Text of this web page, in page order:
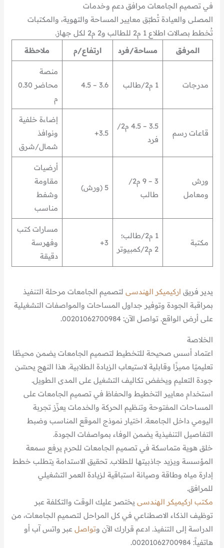
في تصميم الجامعات مرافق دعم وخدمات
المصلى والعيادة تُطبّق معايير المساحة والتهوية، والمكتبات
تُخطط بصالات اطلاع 1 م2 للطالب و2 م2 لكل جهاز.
المرفق
مساحة/فرد ارتفاع/م ملاحظة
مدرجات 1 م2/طالب 3.6 – 4.5
منصة
محاضر 0.30
م
قاعات رسم
3.5 – 4.5 م2/
فرد
3.5+
إضاءة خلفية
ونوافذ
شمال/شرق
ورش
ومعامل
3 – 9 م2/
طالب
5 (ورش)
أرضيات
مقاومة
وشفط
مناسب
مكتبة
1 م2/طالب؛
2 م2/كمبيوتر
3+
مسارات كتب
وفهرسة
دقيقة
يدير فريق اركيميكر الهندسى لتصميم الجامعات مرحلة التنفيذ
بمراقبة الجودة وتوفير جداول المساحات والمواصفات التشغيلية
على أرض الواقع. تواصل الآن: 00201062700984.
الخلاصة
اعتماد أسس صحيحة للتخطيط لتصميم الجامعات يضمن محيطًا
تعليميًا مميزًا وقابلية لاستيعاب الزيادة الطلابية. هذا النهج يحسّن
جودة التعليم ويخفض تكاليف التشغيل على المدى الطويل.
استخدام معايير التخطيط والحفاظ في تصميم الجامعات على
المساحات المفتوحة وتنظيم الحركة والخدمات يعزّز تجربة
اليومي داخل الجامعة. اختيار نموذج الموقع المناسب وضبط
التفاصيل التنفيذية يضمن الوفاء بمواصفات الجودة.
خلق هوية متماسكة في تصميم الجامعات للحرم يرفع سمعة
المؤسسة ويزيد جاذبيتها للطلاب. تحقيق الاستدامة يتطلب خطط
إدارة مياه وطاقة وصيانة استباقية لزيادة العمر التشغيلي
للمرافق.
مكتب اركيميكر الهندسى يختصر عليك الوقت والتكلفة عبر
توظيف الذكاء الاصطناعي في كل المراحل لتصميم الجامعات، من
الدراسة إلى التنفيذ. ادعم قرارك الآن وتواصل عبر واتس آب أو
هاتفياً: 00201062700984.